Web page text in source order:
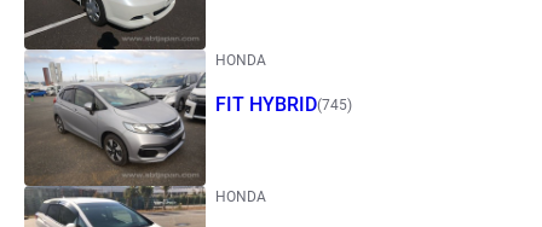
HONDA
FIT HYBRID(745)
HONDA